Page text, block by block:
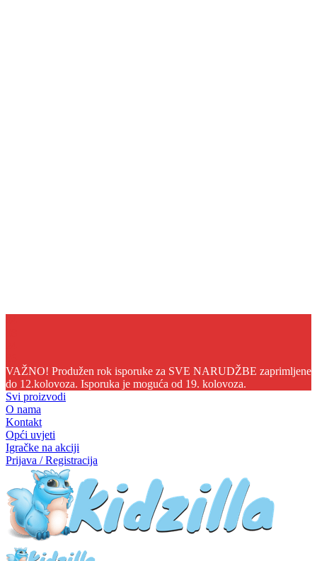
VAŽNO! Produžen rok isporuke za SVE NARUDŽBE zaprimljene
do 12.kolovoza. Isporuka je moguća od 19. kolovoza.
Svi proizvodi
O nama
Kontakt
Opći uvjeti
Igračke na akciji
Prijava / Registracija